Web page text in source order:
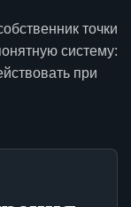
точки
систему:
при